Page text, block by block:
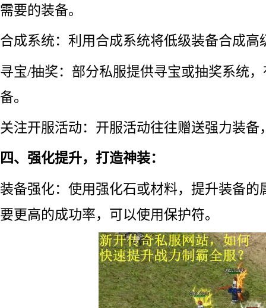
需要的装备。
合成系统：利用合成系统将低级装备合成高
寻宝/抽奖：部分私服提供寻宝或抽奖系统
备。
关注开服活动：开服活动往往赠送强力装备
四、强化提升，打造神装：
装备强化：使用强化石或材料，提升装备的
要更高的成功率，可以使用保护符。